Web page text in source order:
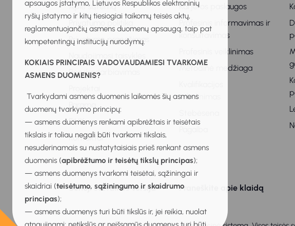
apsaugos įstatymo, Lietuvos Respublikos elektroninių
ryšių įstatymo ir kitų tiesiogiai taikomų teisės aktų,
reglamentuojančių asmens duomenų apsaugą, taip pat
kompetentingų institucijų nurodymų.
KOKIAIS PRINCIPAIS VADOVAUDAMIESI TVARKOME
ASMENS DUOMENIS?
Tvarkydami asmens duomenis laikomės šių asmens
duomenų tvarkymo principų:
— asmens duomenys renkami apibrėžtais ir teisėtais
tikslais ir toliau negali būti tvarkomi tikslais,
nesuderinamais su nustatytaisiais prieš renkant asmens
duomenis (apibrėžtumo ir teisėtų tikslų principas);
— asmens duomenys tvarkomi teisėtai, sąžiningai ir
skaidriai (teisėtumo, sąžiningumo ir skaidrumo
principas);
— asmens duomenys turi būti tikslūs ir, jei reikia, nuolat
Apie sistemą
Privatumo politika
Privatumo pranešimas
Bendradarbiavimas
Parama
DUK
Kontaktai
Karjeros paslaugos
Profesinis informavimas ir
konsultavimas
Profesinis veiklinimas
Metodinė medžiaga
tobulinimas
Senoji svetainės versija Praneškite apie klaidą